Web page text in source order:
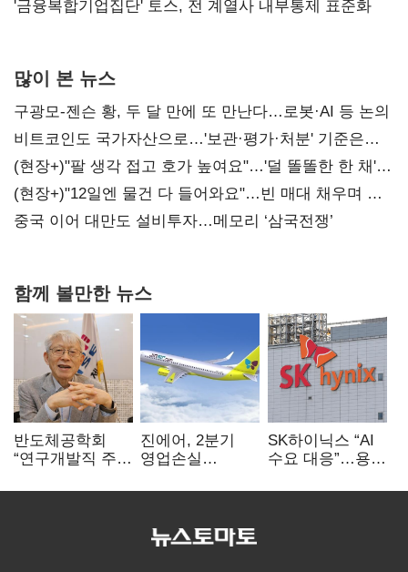
'금융복합기업집단' 토스, 전 계열사 내부통제 표준화
많이 본 뉴스
구광모-젠슨 황, 두 달 만에 또 만난다…로봇·AI 등 논의
비트코인도 국가자산으로…'보관·평가·처분' 기준은
숙제
(현장+)"팔 생각 접고 호가 높여요"…'덜 똘똘한 한 채'
20억 키맞추기
(현장+)"12일엔 물건 다 들어와요"…빈 매대 채우며 문
연 홈플러스
중국 이어 대만도 설비투자…메모리 ‘삼국전쟁’
함께 볼만한 뉴스
반도체공학회
“연구개발직 주
개선해야”
진에어, 2분기
영업손실
상승 여파
SK하이닉스 “AI
수요 대응”…용인
투자